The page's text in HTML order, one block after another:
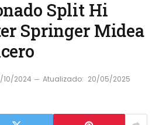
Split Hi
Springer Midea
10/2024 Atualizado: 20/05/2025